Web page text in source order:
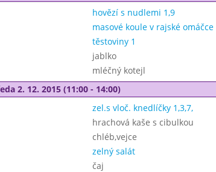
hovězí s nudlemi 1,9
masové koule v rajské omáčce
těstoviny 1
jablko
mléčný kotejl
2. 12. 2015 (11:00 - 14:00)
zel.s vloč. knedlíčky 1,3,7,
hrachová kaše s cibulkou
chléb,vejce
zelný salát
čaj